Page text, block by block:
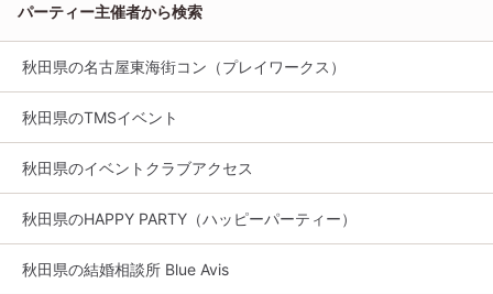
パーティー主催者から検索
秋田県の名古屋東海街コン（プレイワークス）
秋田県のTMSイベント
秋田県のイベントクラブアクセス
秋田県のHAPPY PARTY（ハッピーパーティー）
秋田県の結婚相談所 Blue Avis